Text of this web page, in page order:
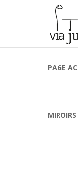
PAGE
MIROIRS